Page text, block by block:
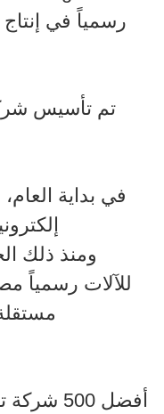
رسمياً في
تم تأسيس
في بداية
ومنذ ذلك
للآلات رسمياً
أفضل 500 شركة تصنيع في مقاطعة قوانغدونغ